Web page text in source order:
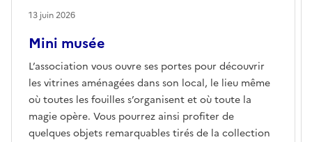
Mini musée
L’association vous ouvre ses portes pour découvrir
les vitrines aménagées dans son local, le lieu même
où toutes les fouilles s’organisent et où toute la
magie opère. Vous pourrez ainsi profiter de
quelques objets remarquables tirés de la collection
13 juin 2026